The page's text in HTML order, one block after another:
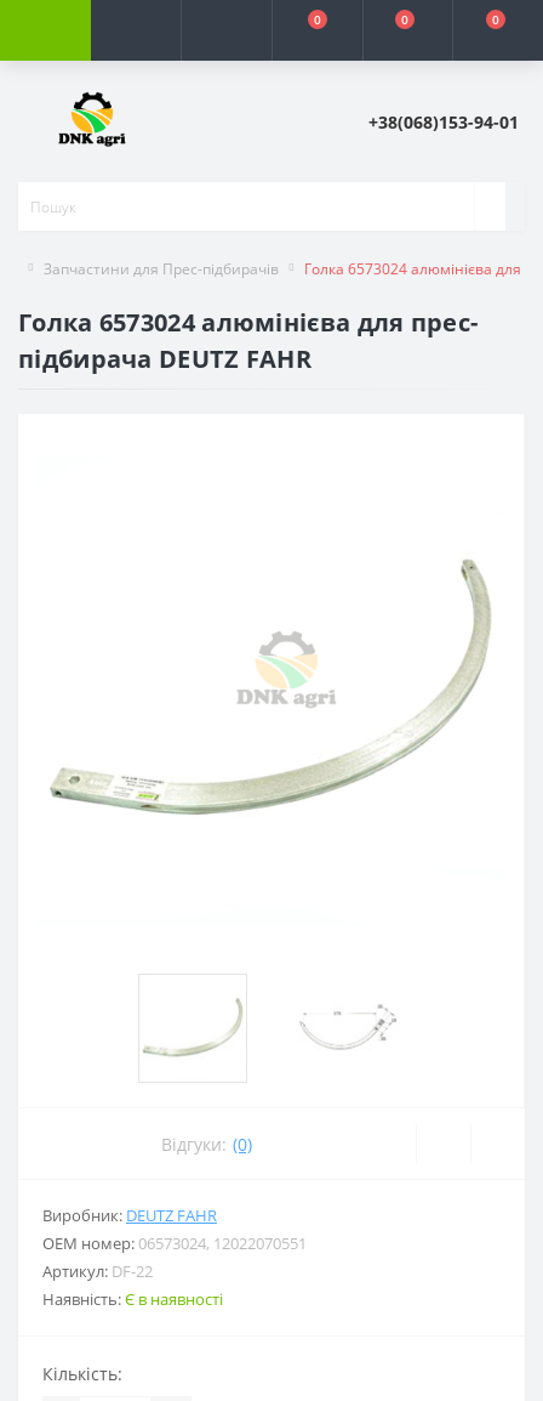
0 0 0
+38(068)153-94-01
Запчастини для Прес-підбирачів Голка 6573024 алюмінієва для
Голка 6573024 алюмінієва для прес-
підбирача DEUTZ FAHR
Відгуки: (0)
Виробник: DEUTZ FAHR
ОЕМ номер:06573024, 12022070551
Артикул: DF-22
Наявність:Є в наявності
Кількість: